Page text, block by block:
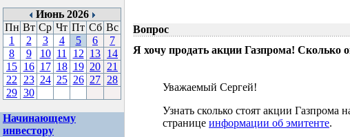
Июнь 2026
Пн Вт Ср Чт Пт Сб Вс
1
2 3 4 5 6
7
8
9 10 11 12 13 14
15 16 17 18 19 20 21
22
23 24 25 26 27 28
29 30
Начинающему
инвестору
Вопрос
Я хочу продать акции Газпрома! Сколько
Уважаемый Сергей!
Узнать сколько стоят акции
странице информации об эмитенте.